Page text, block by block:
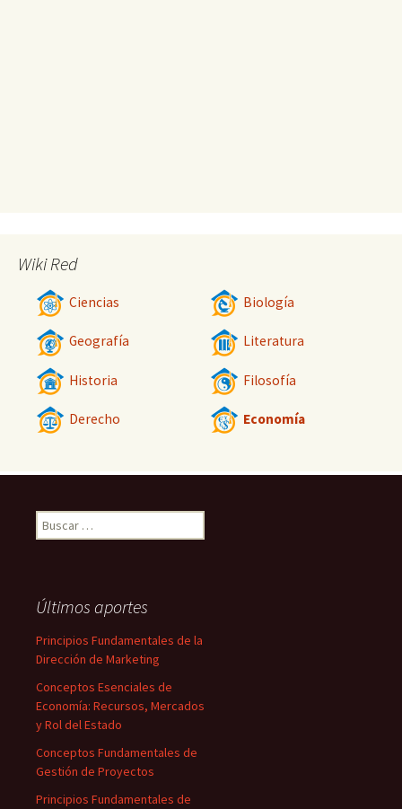
Wiki Red
Ciencias Biología
Geografía Literatura
Historia Filosofía
Derecho Economía
Buscar:
Últimos aportes
Principios Fundamentales de la
Dirección de Marketing
Conceptos Esenciales de
Economía: Recursos, Mercados
y Rol del Estado
Conceptos Fundamentales de
Gestión de Proyectos
Principios Fundamentales de